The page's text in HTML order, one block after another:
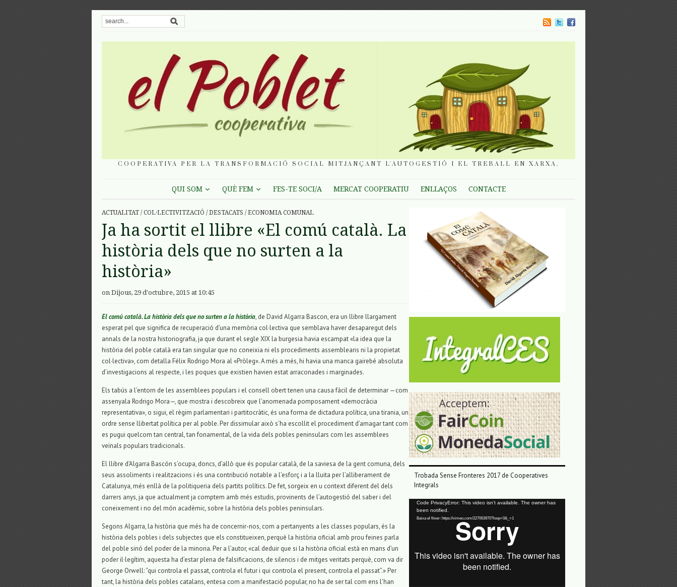
COOPERATIVA PER LA TRANSFORMACIÓ SOCIAL MITJANÇANT L'AUTOGESTIÓ I EL TREBALL EN XARXA.
QUI SOM QUÈ FEM FES-TE SOCI/A MERCAT COOPERATIU ENLLAÇOS CONTACTE
ACTUALITAT / COL·LECTIVITZACIÓ / DESTACATS / ECONOMIA COMUNAL
Ja ha sortit el llibre «El comú català. La
història dels que no surten a la
història»
on Dijous, 29 d'octubre, 2015 at 10:45
El comú català. La història dels que no surten a la història, de David Algarra Bascon, era un llibre llargament
esperat pel que significa de recuperació d’una memòria col·lectiva que semblava haver desaparegut dels
annals de la nostra historiografia, ja que durant el segle XIX la burgesia havia escampat «la idea que la
història del poble català era tan singular que no coneixia ni els procediments assemblearis ni la propietat
col·lectiva», com detalla Félix Rodrigo Mora al «Pròleg». A més a més, hi havia una manca gairebé absoluta
d’investigacions al respecte, i les poques que existien havien estat arraconades i marginades.
Els tabús a l’entorn de les assemblees populars i el consell obert tenen una causa fàcil de determinar —com
assenyala Rodrigo Mora—, que mostra i descobreix que l’anomenada pomposament «democràcia
representativa», o sigui, el règim parlamentari i partitocràtic, és una forma de dictadura política, una tirania, un
ordre sense llibertat política per al poble. Per dissimular això s’ha escollit el procediment d’amagar tant com
es pugui quelcom tan central, tan fonamental, de la vida dels pobles peninsulars com les assemblees
veïnals populars tradicionals.
El llibre d’Algarra Bascón s’ocupa, doncs, d’allò que és popular català, de la saviesa de la gent comuna, dels
seus assoliments i realitzacions i és una contribució notable a l’esforç i a la lluita per l’alliberament de
Catalunya, més enllà de la politiqueria dels partits polítics. De fet, sorgeix en u context diferent del dels
darrers anys, ja que actualment ja comptem amb més estudis, provinents de l’autogestió del saber i del
coneixement i no del món acadèmic, sobre la història dels pobles peninsulars.
Segons Algarra, la història que més ha de concernir-nos, com a pertanyents a les classes populars, és la
història dels pobles i dels subjectes que els constitueixen, perquè la història oficial amb prou feines parla
del poble sinó del poder de la minoria. Per a l’autor, «cal deduir que si la història oficial està en mans d’un
poder il·legítim, aquesta ha d’estar plena de falsificacions, de silencis i de mitges veritats perquè, com va dir
George Orwell: “qui controla el passat, controla el futur i qui controla el present, controla el passat”.» Per
tant, la història dels pobles catalans, entesa com a manifestació popular, no ha de ser tal com ens l’han
Trobada Sense Fronteres 2017 de Cooperatives
Integrals
Reproductor
vídeo
Code PrivacyError: This video isn't available. The owner has
been notified.
Baixa el fitxer: https://vimeo.com/227063970?loop=0&_=1